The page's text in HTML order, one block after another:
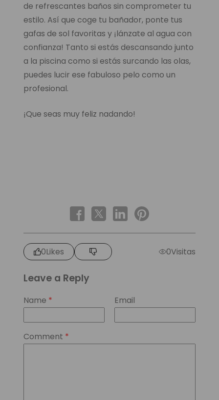
de refrescantes baños sin comprometer tu
estilo. Así que coge tu bañador, ponte tus
gafas de sol favoritas y ¡lánzate al agua con
confianza! Tanto si estás descansando junto
a la piscina como si estás surcando las olas,
puedes lucir ese fabuloso pelo como un
profesional.
¡Que seas muy feliz nadando!
0Likes 0Visitas
Leave a Reply
Name * Email
Comment *